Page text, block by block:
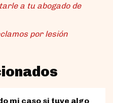
a tu abogado de
por lesión
mi caso si tuve algo